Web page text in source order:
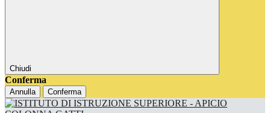
Chiudi
Conferma
Annulla Conferma